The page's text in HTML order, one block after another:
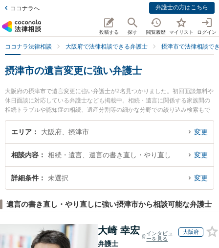
ココナラへ 弁護士の方はこちら
投稿する 探す 閲覧履歴 マイリスト ログイン
ココナラ法律相談 大阪府で法律相談できる弁護士 摂津市で法律相談で
摂津市の遺言変更に強い弁護士
大阪府の摂津市で遺言変更に強い弁護士が2名見つかりました。初回面談無料や
休日面談に対応している弁護士なども掲載中。相続・遺言に関係する家族間の
相続トラブルや認知症の相続、遺産分割等の細かな分野での絞り込み検索もで
き便利です。特に大阪北摂法律事務所の磯野 真弁護士や摂津法律事務所の関谷
俊宏弁護士のプロフィール情報や弁護士費用、強みなどが注目されています。
『初回相談無料で遺言変更を法律相談できる摂津市内の弁護士に相談予約した
い』などでお困りの相談者さんにおすすめです。
エリア 大阪府、摂津市 変更
相談内容 相続・遺言、遺言の書き直し・やり直し 変更
詳細条件 未選択 変更
遺言の書き直し・やり直しに強い摂津市から相談可能な弁護士
大崎 幸宏
弁護士
インタビュ
ーを見る
大阪府